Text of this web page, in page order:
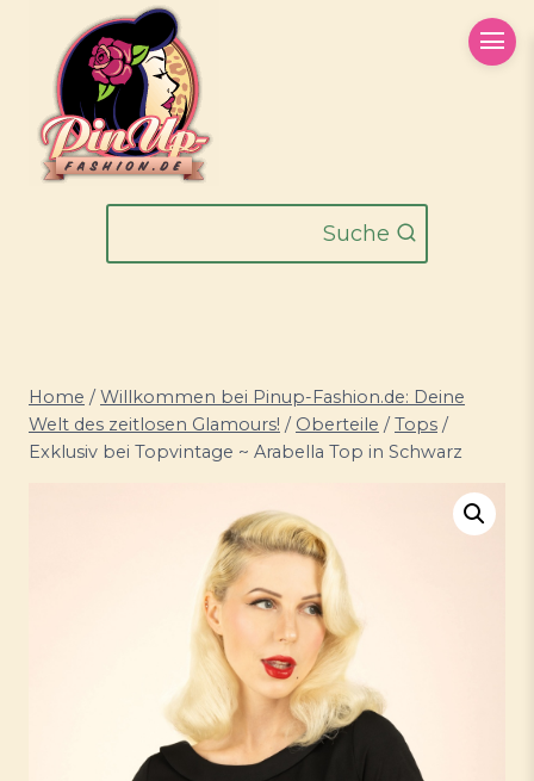
springen
Suche
Home / Willkommen bei Pinup-Fashion.de: Deine
Welt des zeitlosen Glamours! / Oberteile / Tops /
Exklusiv bei Topvintage ~ Arabella Top in Schwarz